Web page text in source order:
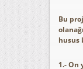
Bu
husus
1.- On